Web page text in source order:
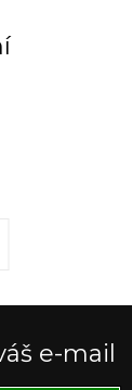
e-mail